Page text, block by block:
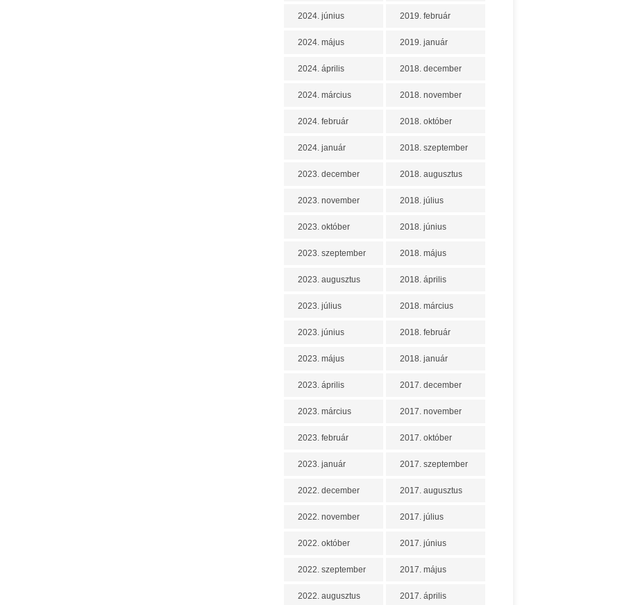
2024. június
2024. május
2024. április
2024. március
2024. február
2024. január
2023. december
2023. november
2023. október
2023. szeptember
2023. augusztus
2023. július
2023. június
2023. május
2023. április
2023. március
2023. február
2023. január
2022. december
2022. november
2022. október
2022. szeptember
2022. augusztus
2019. február
2019. január
2018. december
2018. november
2018. október
2018. szeptember
2018. augusztus
2018. július
2018. június
2018. május
2018. április
2018. március
2018. február
2018. január
2017. december
2017. november
2017. október
2017. szeptember
2017. augusztus
2017. július
2017. június
2017. május
2017. április